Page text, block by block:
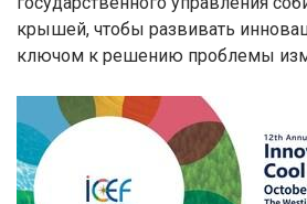
крышей, чтобы развивать
ключом к решению проблемы